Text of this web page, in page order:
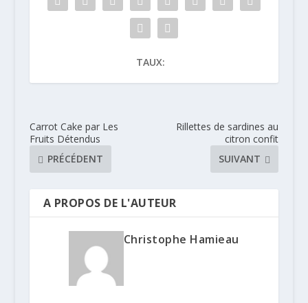
TAUX:
Carrot Cake par Les
Fruits Détendus
PRÉCÉDENT
Rillettes de sardines au
citron confit
SUIVANT
A PROPOS DE L'AUTEUR
Christophe Hamieau